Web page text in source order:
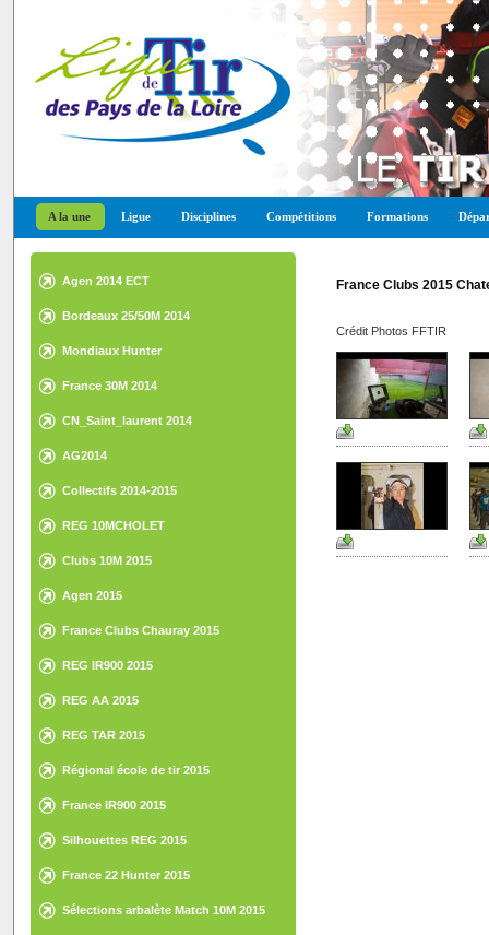
A la une Ligue Disciplines Compétitions Formations
Agen 2014 ECT
Bordeaux 25/50M 2014
Mondiaux Hunter
France 30M 2014
CN_Saint_laurent 2014
AG2014
Collectifs 2014-2015
REG 10MCHOLET
Clubs 10M 2015
Agen 2015
France Clubs Chauray 2015
REG IR900 2015
REG AA 2015
REG TAR 2015
Régional école de tir 2015
France IR900 2015
Silhouettes REG 2015
France 22 Hunter 2015
Sélections arbalète Match 10M 2015
France Clubs 2015
Crédit Photos FFTIR